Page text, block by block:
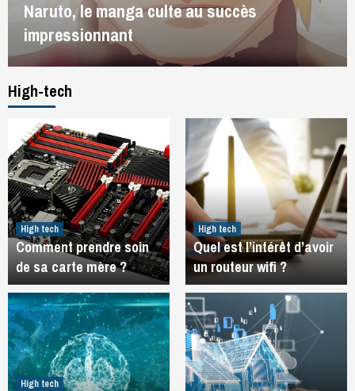
Naruto, le manga culte au succès
impressionnant
High-tech
High tech
Comment prendre soin
de sa carte mère ?
High tech
Quel est l’intérêt d’avoir
un routeur wifi ?
High tech